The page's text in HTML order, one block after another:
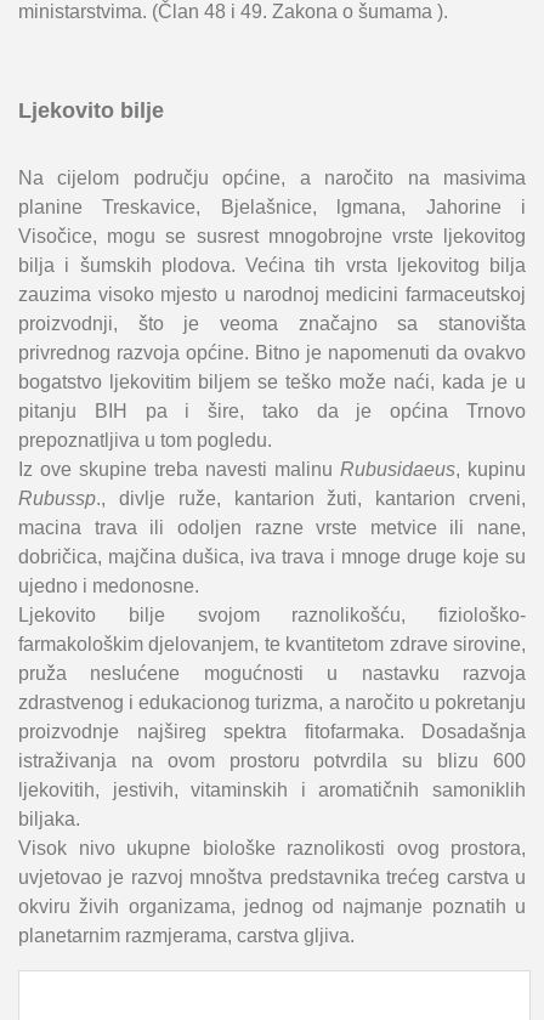
ministarstvima. (Član 48 i 49. Zakona o šumama ).
Ljekovito bilje
Na cijelom području općine, a naročito na masivima
planine Treskavice, Bjelašnice, lgmana, Jahorine i
Visočice, mogu se susrest mnogobrojne vrste ljekovitog
bilja i šumskih plodova. Većina tih vrsta ljekovitog bilja
zauzima visoko mjesto u narodnoj medicini farmaceutskoj
proizvodnji, što je veoma značajno sa stanovišta
privrednog razvoja općine. Bitno je napomenuti da ovakvo
bogatstvo ljekovitim biljem se teško može naći, kada je u
pitanju BIH pa i šire, tako da je općina Trnovo
prepoznatljiva u tom pogledu.
Iz ove skupine treba navesti malinu Rubusidaeus, kupinu
Rubussp., divlje ruže, kantarion žuti, kantarion crveni,
macina trava ili odoljen razne vrste metvice ili nane,
dobričica, majčina dušica, iva trava i mnoge druge koje su
ujedno i medonosne.
Ljekovito bilje svojom raznolikošću, fiziološko-
farmakološkim djelovanjem, te kvantitetom zdrave sirovine,
pruža neslućene mogućnosti u nastavku razvoja
zdrastvenog i edukacionog turizma, a naročito u pokretanju
proizvodnje najšireg spektra fitofarmaka. Dosadašnja
istraživanja na ovom prostoru potvrdila su blizu 600
ljekovitih, jestivih, vitaminskih i aromatičnih samoniklih
biljaka.
Visok nivo ukupne biološke raznolikosti ovog prostora,
uvjetovao je razvoj mnoštva predstavnika trećeg carstva u
okviru živih organizama, jednog od najmanje poznatih u
planetarnim razmjerama, carstva gljiva.